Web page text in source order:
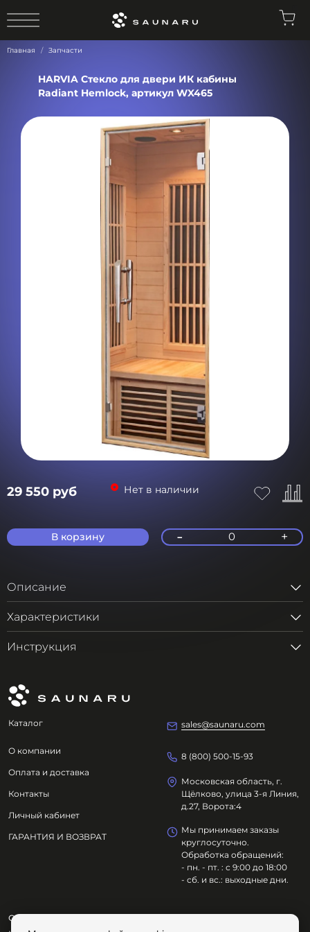
Главная Запчасти
HARVIA Стекло для двери ИК кабины
Radiant Hemlock, артикул WX465
29 550 руб Нет в наличии
В корзину - 0 +
Описание
Характеристики
Инструкция
Каталог
О компании
Оплата и доставка
Контакты
Личный кабинет
ГАРАНТИЯ И ВОЗВРАТ
sales@saunaru.com
8 (800) 500-15-93
Московская область, г.
Щёлково, улица 3-я Линия,
д.27, Ворота:4
Мы принимаем заказы
круглосуточно.
Обработка обращений:
- пн. - пт. : с 9:00 до 18:00
- сб. и вс.: выходные дни.
ООО "ОЗДОРОВИТЕЛЬНЫЕ ТЕХНОЛОГИИ"